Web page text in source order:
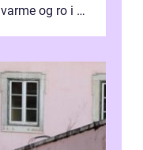
og ro i en